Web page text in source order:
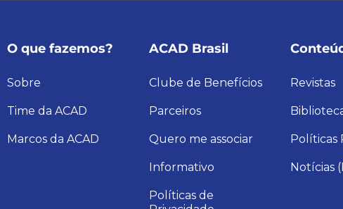
O que fazemos?
Sobre
Time da ACAD
Marcos da ACAD
ACAD Brasil
Clube de Benefícios
Parceiros
Quero me associar
Informativo
Políticas de
Revistas
Políticas
Notícias